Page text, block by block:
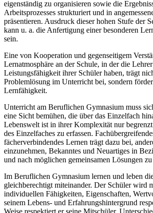
eigenständig zu organisieren sowie die
Arbeitsprozesses strukturiert und in
präsentieren. Ausdruck dieser hohen Stufe der
kann u. a. die Anfertigung einer besonderen
sein.
Eine von Kooperation und gegenseitigem
Lernatmosphäre an der Schule, in der die
Leistungsfähigkeit ihrer Schüler haben, trägt
Problemlösung im Unterricht bei, sondern
Lernfähigkeit.
Unterricht am Beruflichen Gymnasium muss
eine Sicht bemühen, die über das Einzelfach
Lebenswelt ist in ihrer Komplexität nur
des Einzelfaches zu erfassen.
fächerverbindendes Lernen trägt dazu bei,
einzunehmen, Bekanntes und Neuartiges in
und nach möglichen gemeinsamen Lösungen zu
Im Beruflichen Gymnasium lernen und leben
gleichberechtigt miteinander. Der Schüler wird
individuellen Fähigkeiten, Eigenschaften,
seinem Lebens- und Erfahrungshintergrund